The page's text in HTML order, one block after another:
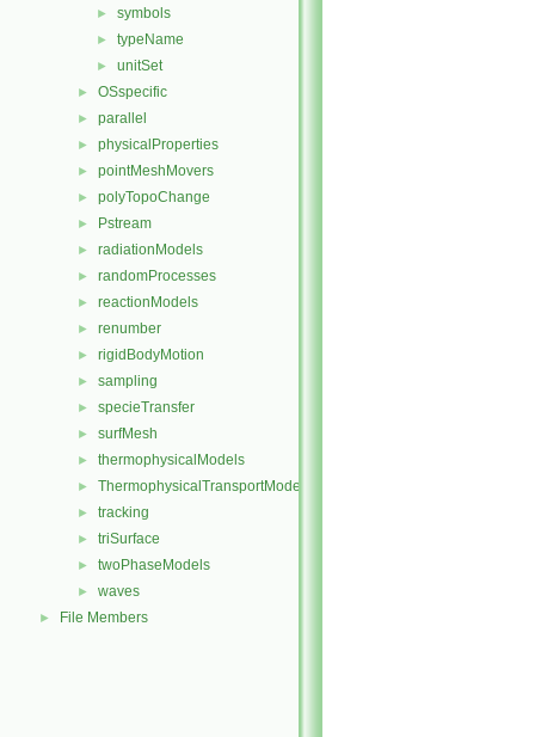
► symbols
► typeName
► unitSet
► OSspecific
► parallel
► physicalProperties
► pointMeshMovers
► polyTopoChange
► Pstream
► radiationModels
► randomProcesses
► reactionModels
► renumber
► rigidBodyMotion
► sampling
► specieTransfer
► surfMesh
► thermophysicalModels
► ThermophysicalTransportModels
► tracking
► triSurface
► twoPhaseModels
► waves
► File Members